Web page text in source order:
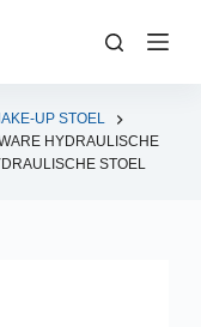
UP STOEL
HYDRAULISCHE
STOEL